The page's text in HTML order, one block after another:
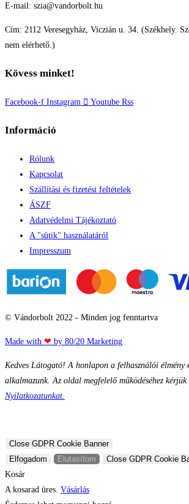
E-mail: szia@vandorbolt.hu
Cím: 2112 Veresegyház, Viczián u. 34. (Székhely.
nem elérhető.)
Kövess minket!
Facebook-f Instagram Youtube Rss
Információ
Rólunk
Kapcsolat
Szállítási és fizetési feltételek
ÁSZF
Adatvédelmi Tájékoztató
A "sütik" használatáról
Impresszum
© Vándorbolt 2022 - Minden jog fenntartva
Made with ❤ by 80/20 Marketing
Kedves Látogató! A honlapon a felhasználói élmény
alkalmazunk. Az oldal megfelelő működéséhez
Nyilatkozatunkat.
Close GDPR Cookie Banner
Elfogadom
Elutasítom
Close GDPR Cookie
Kosár
A kosarad üres. Vásárlás